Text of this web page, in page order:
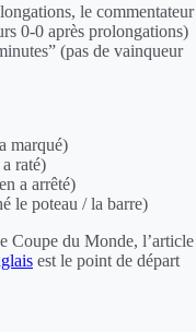
le commentateur
0-0 après prolongations)
(pas de vainqueur
marqué)
raté)
a arrêté)
le poteau / la barre)
Coupe du Monde, l’article
est le point de départ